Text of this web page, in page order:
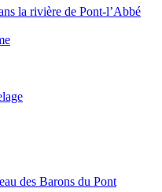
la rivière de Pont-l’Abbé
des Barons du Pont